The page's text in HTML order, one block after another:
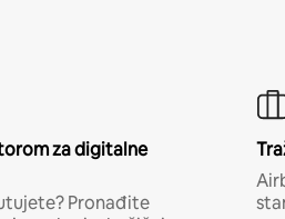
za digitalne
Pronađite